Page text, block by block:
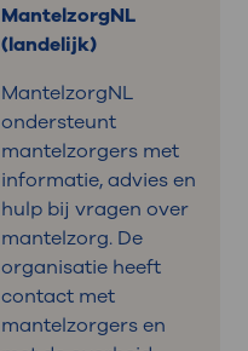
MantelzorgNL
(landelijk)
MantelzorgNL
ondersteunt
mantelzorgers met
informatie, advies en
hulp bij vragen over
mantelzorg. De
organisatie heeft
contact met
mantelzorgers en